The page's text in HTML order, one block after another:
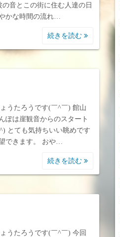
音とこの街に住む人達の日
かな時間の流れ…
続きを読む
うたろうです(￣^￣) 館山
ぽは崖観音からのスタート
とても気持ちいい眺めです
できます。 おや…
続きを読む
うたろうです(￣^￣) 今回